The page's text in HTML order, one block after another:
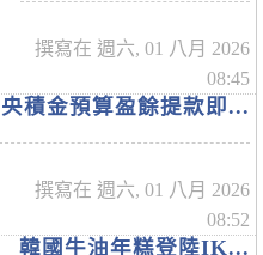
撰寫在 週六, 01 八月 2026
08:45
央積金預算盈餘提款即...
撰寫在 週六, 01 八月 2026
08:52
韓國牛油年糕登陸IK...